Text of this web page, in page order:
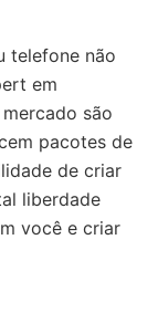
telefone não
em
são
pacotes de
de criar
liberdade
você e criar